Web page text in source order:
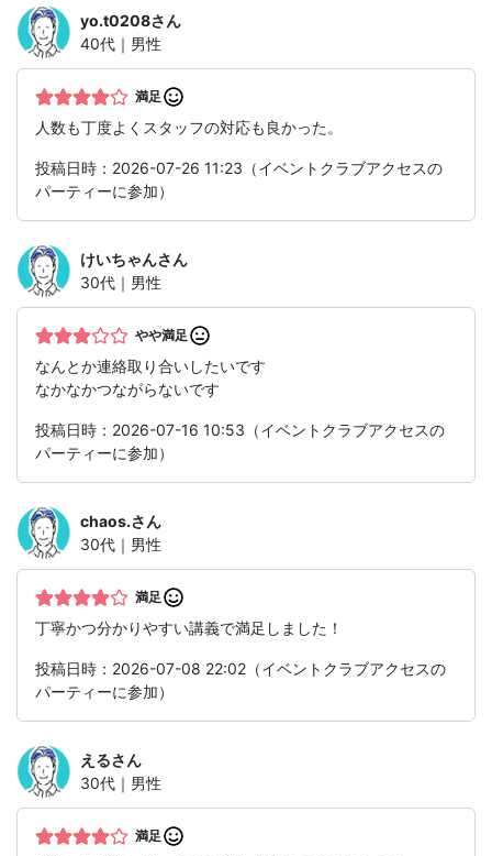
yo.t0208さん
40代｜男性
満足
人数も丁度よくスタッフの対応も良かった。
投稿日時：2026-07-26 11:23（イベントクラブアクセスの
パーティーに参加）
けいちゃんさん
30代｜男性
やや満足
なんとか連絡取り合いしたいです
なかなかつながらないです
投稿日時：2026-07-16 10:53（イベントクラブアクセスの
パーティーに参加）
chaos.さん
30代｜男性
満足
丁寧かつ分かりやすい講義で満足しました！
投稿日時：2026-07-08 22:02（イベントクラブアクセスの
パーティーに参加）
えるさん
30代｜男性
満足